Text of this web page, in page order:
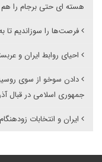
هسته ای حتی برجام را
فرصت‌ها را سوزاندیم تا به برجام ۲
احیای روابط ایران و
جمهوری اسلامی در قبال
ایران و انتخابات